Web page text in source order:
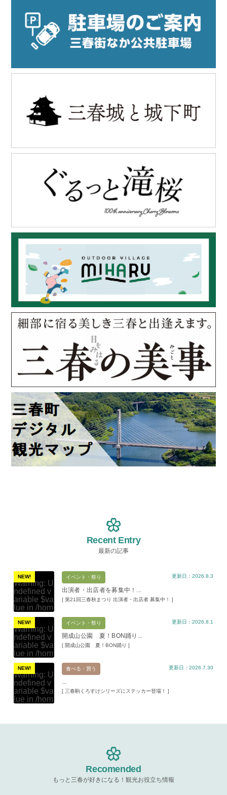
Recent Entry
最新の記事
NEW!
Warning: U
ndefined v
ariable $va
lue in /hom
e/xs11945
9/miharuko
ma.com/pu
blic_html/w
p-content/t
hemes/mih
aru/templat
e-parts/pic
up.phpon l
ine19
Warning: A
イベント・祭り
出演者・出店者を募集中！...
[ 第21回三春秋まつり 出演者・出店者 募集中！ ]
更新日：2026.8.3
NEW!
Warning: U
ndefined v
ariable $va
lue in /hom
e/xs11945
9/miharuko
ma.com/pu
blic_html/w
p-content/t
hemes/mih
up.phpon l
イベント・祭り
開成山公園 夏！BON踊り...
[ 開成山公園 夏！BON踊り ]
更新日：2026.8.1
NEW!
Warning: U
ndefined v
ariable $va
lue in /hom
ma.com/pu
食べる・買う
...
[ 三春駒くろすけシリーズにステッカー登場！ ]
更新日：2026.7.30
Recomended
もっと三春が好きになる！観光お役立ち情報